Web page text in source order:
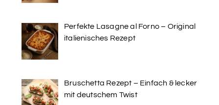
Perfekte Lasagne al Forno – Original
italienisches Rezept
Bruschetta Rezept – Einfach & lecker
mit deutschem Twist